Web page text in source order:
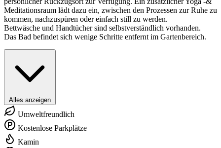
Meditationsraum lädt dazu ein, zwischen den Prozessen zur Ruhe zu
kommen, nachzuspüren oder einfach still zu werden.
Bettwäsche und Handtücher sind selbstverständlich vorhanden.
Das Bad befindet sich wenige Schritte entfernt im Gartenbereich.
Alles anzeigen
Umweltfreundlich
Kostenlose Parkplätze
Kamin